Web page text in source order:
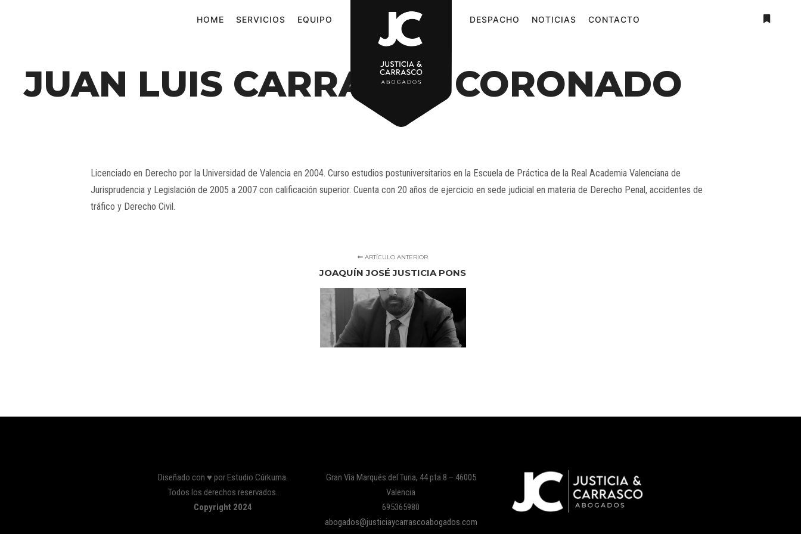
HOME SERVICIOS EQUIPO DESPACHO NOTICIAS CONTACTO
JUAN LUIS CARRASCO CORONADO
Licenciado en Derecho por la Universidad de Valencia en 2004. Curso estudios postuniversitarios en la Escuela de Práctica de la Real Academia Valenciana de
Jurisprudencia y Legislación de 2005 a 2007 con calificación superior. Cuenta con 20 años de ejercicio en sede judicial en materia de Derecho Penal, accidentes de
tráfico y Derecho Civil.
ARTÍCULO ANTERIOR
JOAQUÍN JOSÉ JUSTICIA PONS
Diseñado con ♥ por Estudio Cúrkuma.
Todos los derechos reservados.
Copyright 2024
Gran Vía Marqués del Turia, 44 pta 8 – 46005
Valencia
695365980
abogados@justiciaycarrascoabogados.com